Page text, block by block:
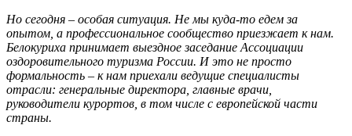
Но сегодня – особая ситуация. Не мы куда-то едем за
опытом, а профессиональное сообщество приезжает к нам.
Белокуриха принимает выездное заседание Ассоциации
оздоровительного туризма России. И это не просто
формальность – к нам приехали ведущие специалисты
отрасли: генеральные директора, главные врачи,
руководители курортов, в том числе с европейской части
страны.